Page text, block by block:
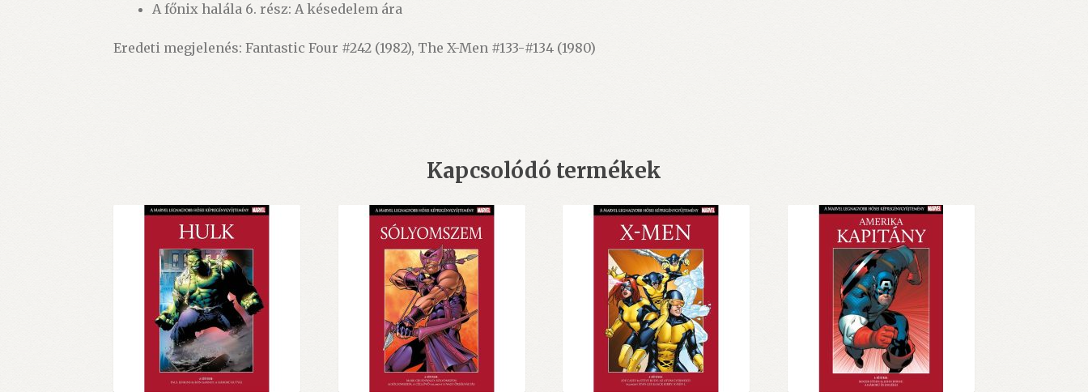
A főnix halála 6. rész: A késedelem ára
Eredeti megjelenés: Fantastic Four #242 (1982), The X-Men #133-#134 (1980)
Kapcsolódó termékek